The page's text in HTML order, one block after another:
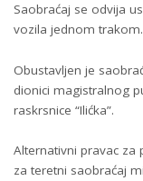
Saobraćaj se odvija
vozila jednom trakom.
Obustavljen je
dionici magistralnog
raskrsnice “Ilićka”.
Alternativni pravac za
za teretni saobraćaj